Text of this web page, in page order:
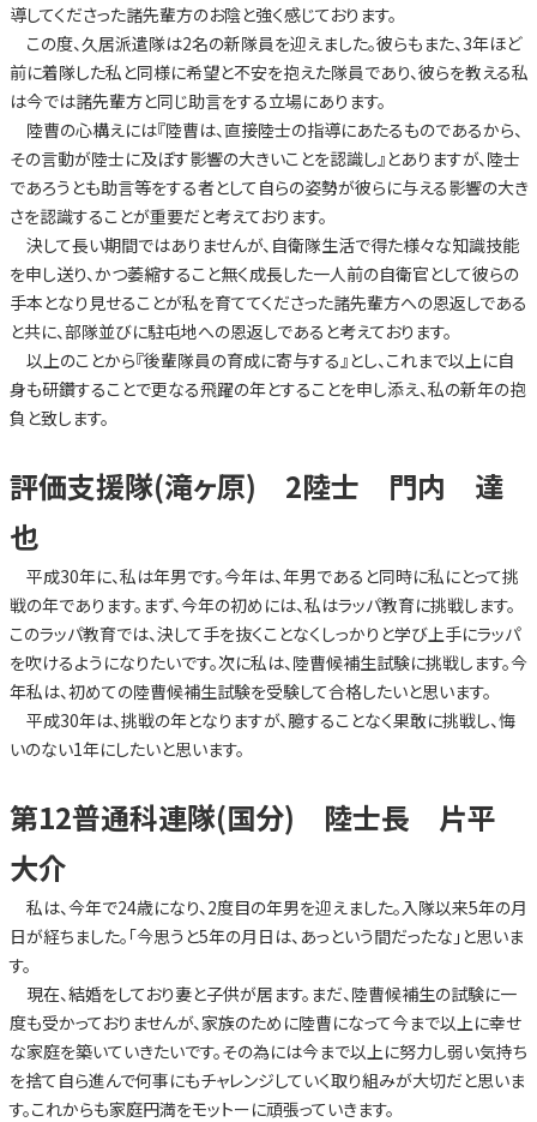
導してくださった諸先輩方のお陰と強く感じております。
この度、久居派遣隊は2名の新隊員を迎えました。彼らもまた、3年ほど
前に着隊した私と同様に希望と不安を抱えた隊員であり、彼らを教える私
は今では諸先輩方と同じ助言をする立場にあります。
陸曹の心構えには『陸曹は、直接陸士の指導にあたるものであるから、
その言動が陸士に及ぼす影響の大きいことを認識し』とありますが、陸士
であろうとも助言等をする者として自らの姿勢が彼らに与える影響の大き
さを認識することが重要だと考えております。
決して長い期間ではありませんが、自衛隊生活で得た様々な知識技能
を申し送り、かつ萎縮すること無く成長した一人前の自衛官として彼らの
手本となり見せることが私を育ててくださった諸先輩方への恩返しである
と共に、部隊並びに駐屯地への恩返しであると考えております。
以上のことから『後輩隊員の育成に寄与する』とし、これまで以上に自
身も研鑽することで更なる飛躍の年とすることを申し添え、私の新年の抱
負と致します。
評価支援隊(滝ヶ原) 2陸士 門内 達
也
平成30年に、私は年男です。今年は、年男であると同時に私にとって挑
戦の年であります。まず、今年の初めには、私はラッパ教育に挑戦します。
このラッパ教育では、決して手を抜くことなくしっかりと学び上手にラッパ
を吹けるようになりたいです。次に私は、陸曹候補生試験に挑戦します。今
年私は、初めての陸曹候補生試験を受験して合格したいと思います。
平成30年は、挑戦の年となりますが、臆することなく果敢に挑戦し、悔
いのない1年にしたいと思います。
第12普通科連隊(国分) 陸士長 片平
大介
私は、今年で24歳になり、2度目の年男を迎えました。入隊以来5年の月
日が経ちました。「今思うと5年の月日は、あっという間だったな」と思いま
す。
現在、結婚をしており妻と子供が居ます。まだ、陸曹候補生の試験に一
度も受かっておりませんが、家族のために陸曹になって今まで以上に幸せ
な家庭を築いていきたいです。その為には今まで以上に努力し弱い気持ち
を捨て自ら進んで何事にもチャレンジしていく取り組みが大切だと思いま
す。これからも家庭円満をモットーに頑張っていきます。